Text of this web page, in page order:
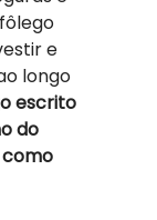
e
longo
escrito
do
como